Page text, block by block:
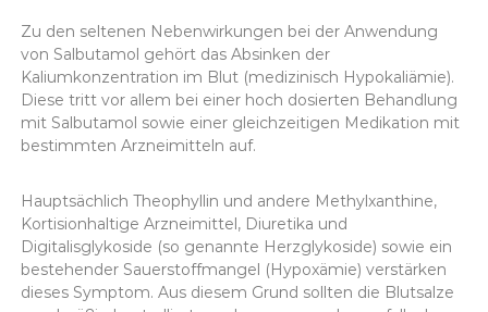
Zu den seltenen Nebenwirkungen bei der Anwendung
von Salbutamol gehört das Absinken der
Kaliumkonzentration im Blut (medizinisch Hypokaliämie).
Diese tritt vor allem bei einer hoch dosierten Behandlung
mit Salbutamol sowie einer gleichzeitigen Medikation mit
bestimmten Arzneimitteln auf.
Hauptsächlich Theophyllin und andere Methylxanthine,
Kortisionhaltige Arzneimittel, Diuretika und
Digitalisglykoside (so genannte Herzglykoside) sowie ein
bestehender Sauerstoffmangel (Hypoxämie) verstärken
dieses Symptom. Aus diesem Grund sollten die Blutsalze